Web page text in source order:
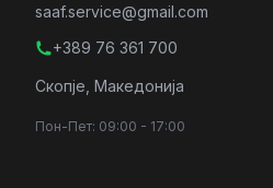
saaf.service@gmail.com
+389 76 361 700
Скопје, Македонија
Пон-Пет: 09:00 - 17:00